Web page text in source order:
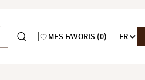
MES FAVORIS (0) FR